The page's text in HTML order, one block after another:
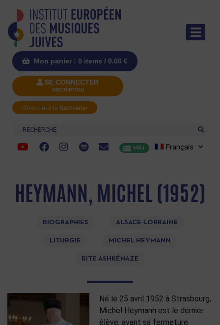
Mon panier : 0 items / 0.00 €
SE CONNECTER
INSCRIPTION
S'inscrire à la Newsletter
Recherche
MRJ Français
HEYMANN, MICHEL (1952)
BIOGRAPHIES ALSACE-LORRAINE
LITURGIE MICHEL HEYMANN
RITE ASHKÉNAZE
Né le 25 avril 1952 à Strasbourg,
Michel Heymann est le dernier
élève, avant sa fermeture